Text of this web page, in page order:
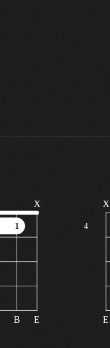
B E
1
x
4
E
x